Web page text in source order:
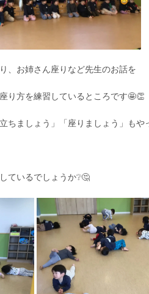
、お姉さん座りなど先生のお話を
り方を練習しているところです🤩👏
ちましょう」「座りましょう」もや
ているでしょうか❔🤔